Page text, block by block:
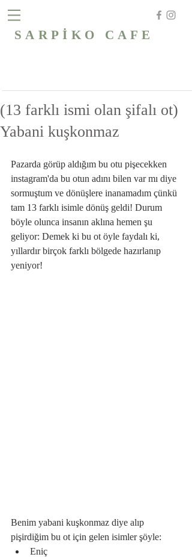
SARPİKO CAFE
(13 farklı ismi olan şifalı ot)
Yabani kuşkonmaz
Pazarda görüp aldığım bu otu pişecekken
instagram'da bu otun adını bilen var mı diye
sormuştum ve dönüşlere inanamadım çünkü
tam 13 farklı isimle dönüş geldi! Durum
böyle olunca insanın aklına hemen şu
geliyor: Demek ki bu ot öyle faydalı ki,
yıllardır birçok farklı bölgede hazırlanıp
yeniyor!
Benim yabani kuşkonmaz diye alıp
pişirdiğim bu ot için gelen isimler şöyle:
Eniç